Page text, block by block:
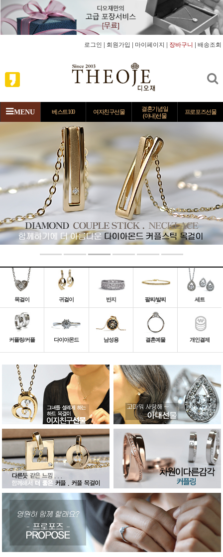
로그인 | 회원가입 | 마이페이지 | 장바구니 | 배송조회
MENU 베스트100 여자친구선물
결혼기념일
(아내)선물
프로포즈선물
목걸이 귀걸이 반지 팔찌/발찌 세트
커플링/커플 다이아몬드 남성용 결혼예물 개인결제